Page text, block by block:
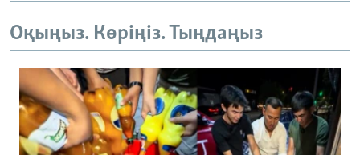
Оқыңыз. Көріңіз. Тыңдаңыз